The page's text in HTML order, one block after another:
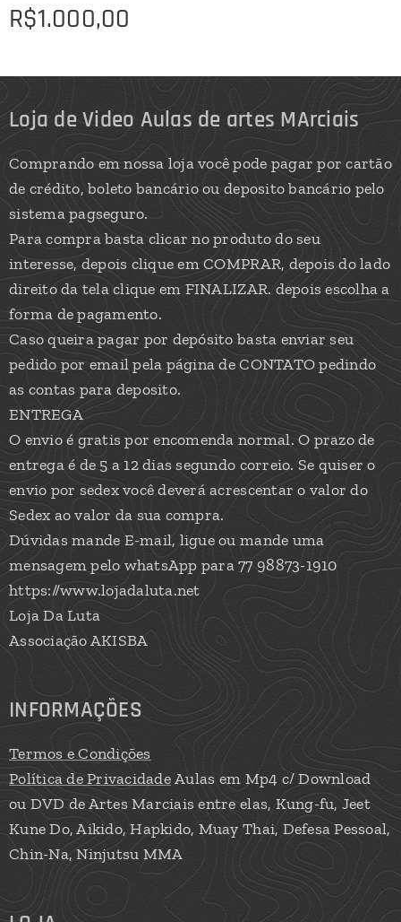
R$1.000,00
Loja de Video Aulas de artes MArciais
Comprando em nossa loja você pode pagar por cartão
de crédito, boleto bancário ou deposito bancário pelo
sistema pagseguro.
Para compra basta clicar no produto do seu
interesse, depois clique em COMPRAR, depois do lado
direito da tela clique em FINALIZAR. depois escolha a
forma de pagamento.
Caso queira pagar por depósito basta enviar seu
pedido por email pela página de CONTATO pedindo
as contas para deposito.
ENTREGA
O envio é gratis por encomenda normal. O prazo de
entrega é de 5 a 12 dias segundo correio. Se quiser o
envio por sedex você deverá acrescentar o valor do
Sedex ao valor da sua compra.
Dúvidas mande E-mail, ligue ou mande uma
mensagem pelo whatsApp para 77 98873-1910
https://www.lojadaluta.net
Loja Da Luta
Associação AKISBA
INFORMAÇÕES
Termos e Condições
Política de PrivacidadeAulas em Mp4 c/ Download
ou DVD de Artes Marciais entre elas, Kung-fu, Jeet
Kune Do, Aikido, Hapkido, Muay Thai, Defesa Pessoal,
Chin-Na, Ninjutsu MMA